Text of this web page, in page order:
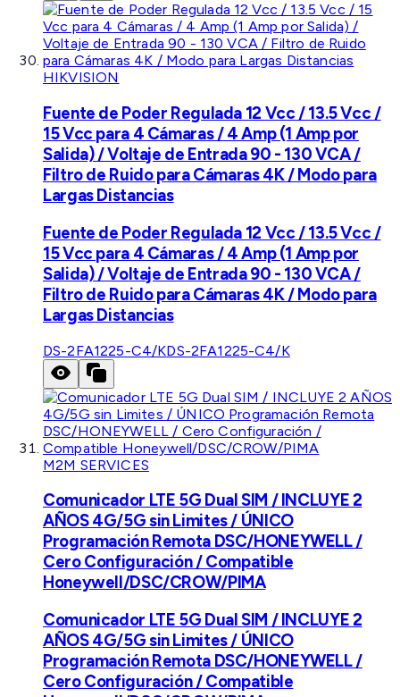
HIKVISION
Fuente de Poder Regulada 12 Vcc / 13.5 Vcc /
15 Vcc para 4 Cámaras / 4 Amp (1 Amp por
Salida) / Voltaje de Entrada 90 - 130 VCA /
Filtro de Ruido para Cámaras 4K / Modo para
Largas Distancias
Fuente de Poder Regulada 12 Vcc / 13.5 Vcc /
15 Vcc para 4 Cámaras / 4 Amp (1 Amp por
Salida) / Voltaje de Entrada 90 - 130 VCA /
Filtro de Ruido para Cámaras 4K / Modo para
Largas Distancias
DS-2FA1225-C4/KDS-2FA1225-C4/K
M2M SERVICES
Comunicador LTE 5G Dual SIM / INCLUYE 2
AÑOS 4G/5G sin Limites / ÚNICO
Programación Remota DSC/HONEYWELL /
Cero Configuración / Compatible
Honeywell/DSC/CROW/PIMA
Comunicador LTE 5G Dual SIM / INCLUYE 2
AÑOS 4G/5G sin Limites / ÚNICO
Programación Remota DSC/HONEYWELL /
Cero Configuración / Compatible